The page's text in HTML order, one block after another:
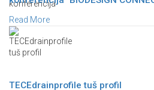
Read More
TECEdrainprofile tuš profil